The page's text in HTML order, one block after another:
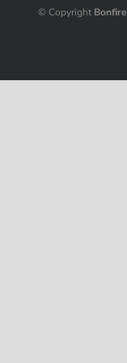
© Copyright Bonfire